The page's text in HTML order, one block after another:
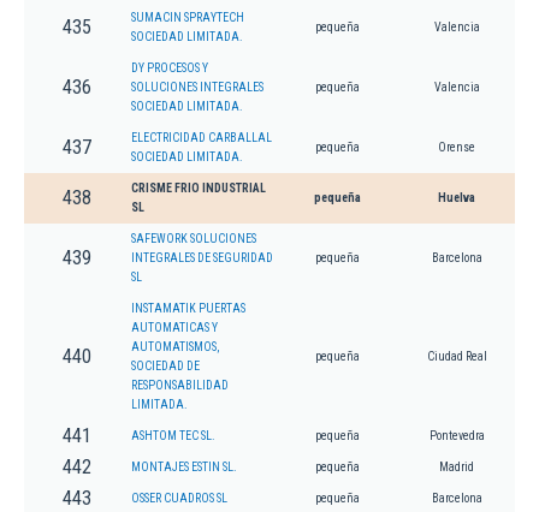
435
SUMACIN SPRAYTECH
SOCIEDAD LIMITADA.
pequeña Valencia
436
DY PROCESOS Y
SOLUCIONES INTEGRALES
SOCIEDAD LIMITADA.
pequeña Valencia
437
ELECTRICIDAD CARBALLAL
SOCIEDAD LIMITADA.
pequeña Orense
438
CRISME FRIO INDUSTRIAL
SL
pequeña Huelva
439
SAFEWORK SOLUCIONES
INTEGRALES DE SEGURIDAD
SL
pequeña Barcelona
440
INSTAMATIK PUERTAS
AUTOMATICAS Y
AUTOMATISMOS,
SOCIEDAD DE
RESPONSABILIDAD
LIMITADA.
pequeña Ciudad Real
441 ASHTOM TEC SL. pequeña Pontevedra
442 MONTAJES ESTIN SL. pequeña Madrid
443 OSSER CUADROS SL pequeña Barcelona